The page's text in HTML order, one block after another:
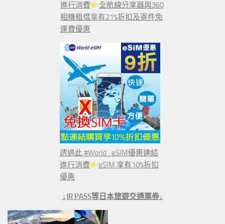
進行消費
全航線分享器與360
相機租借享有21%折扣及寄件免
運費優惠
透過此 #World_eSIM優惠連結
進行消費
eSIM 享有10%折扣
優惠
↓JR PASS等日本旅遊交通票券↓